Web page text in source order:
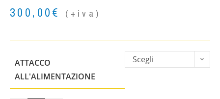
300,00€ (+iva)
ATTACCO
ALL'ALIMENTAZIONE
Scegli